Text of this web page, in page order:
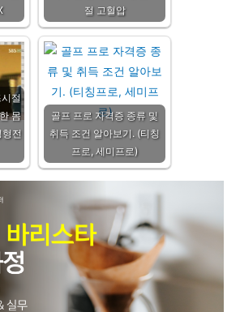
절 고혈압
절
몸
형전
골프 프로 자격증 종류 및
취득 조건 알아보기. (티칭
프로, 세미프로)